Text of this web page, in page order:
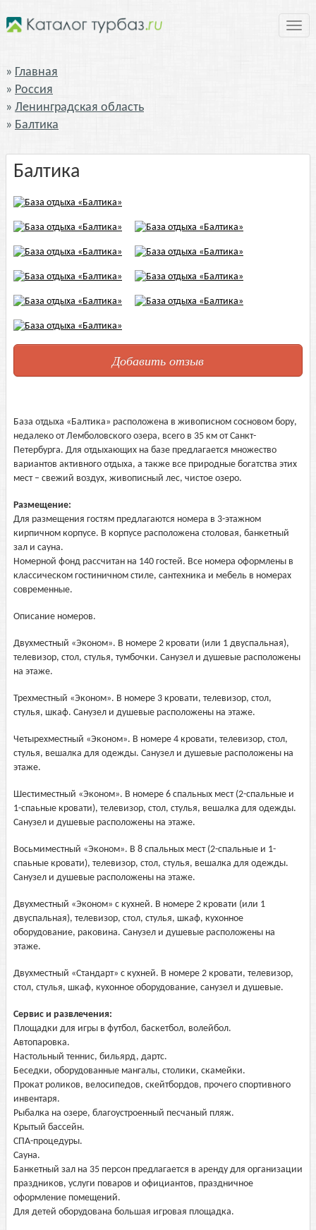
Главная
Россия
Ленинградская область
Балтика
Балтика
Добавить отзыв
База отдыха «Балтика» расположена в живописном сосновом бору,
недалеко от Лемболовского озера, всего в 35 км от Санкт-
Петербурга. Для отдыхающих на базе предлагается множество
вариантов активного отдыха, а также все природные богатства этих
мест – свежий воздух, живописный лес, чистое озеро.
Размещение:
Для размещения гостям предлагаются номера в 3-этажном
кирпичном корпусе. В корпусе расположена столовая, банкетный
зал и сауна.
Номерной фонд рассчитан на 140 гостей. Все номера оформлены в
классическом гостиничном стиле, сантехника и мебель в номерах
современные.
Описание номеров.
Двухместный «Эконом». В номере 2 кровати (или 1 двуспальная),
телевизор, стол, стулья, тумбочки. Санузел и душевые расположены
на этаже.
Трехместный «Эконом». В номере 3 кровати, телевизор, стол,
стулья, шкаф. Санузел и душевые расположены на этаже.
Четырехместный «Эконом». В номере 4 кровати, телевизор, стол,
стулья, вешалка для одежды. Санузел и душевые расположены на
этаже.
Шестиместный «Эконом». В номере 6 спальных мест (2-спальные и
1-спаьные кровати), телевизор, стол, стулья, вешалка для одежды.
Санузел и душевые расположены на этаже.
Восьмиместный «Эконом». В 8 спальных мест (2-спальные и 1-
спаьные кровати), телевизор, стол, стулья, вешалка для одежды.
Санузел и душевые расположены на этаже.
Двухместный «Эконом» с кухней. В номере 2 кровати (или 1
двуспальная), телевизор, стол, стулья, шкаф, кухонное
оборудование, раковина. Санузел и душевые расположены на
этаже.
Двухместный «Стандарт» с кухней. В номере 2 кровати, телевизор,
стол, стулья, шкаф, кухонное оборудование, санузел и душевые.
Сервис и развлечения:
Площадки для игры в футбол, баскетбол, волейбол.
Автопаровка.
Настольный теннис, бильярд, дартс.
Беседки, оборудованные мангалы, столики, скамейки.
Прокат роликов, велосипедов, скейтбордов, прочего спортивного
инвентаря.
Рыбалка на озере, благоустроенный песчаный пляж.
Крытый бассейн.
СПА-процедуры.
Сауна.
Банкетный зал на 35 персон предлагается в аренду для организации
праздников, услуги поваров и официантов, праздничное
оформление помещений.
Для детей оборудована большая игровая площадка.